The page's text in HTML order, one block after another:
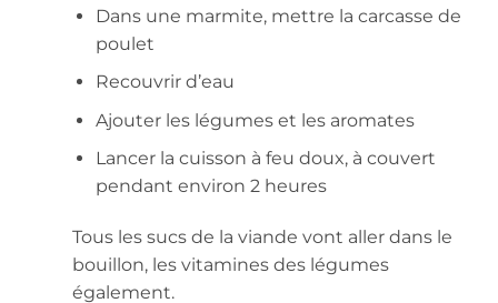
Dans une marmite, mettre la carcasse de
poulet
Recouvrir d’eau
Ajouter les légumes et les aromates
Lancer la cuisson à feu doux, à couvert
pendant environ 2 heures
Tous les sucs de la viande vont aller dans le
bouillon, les vitamines des légumes
également.